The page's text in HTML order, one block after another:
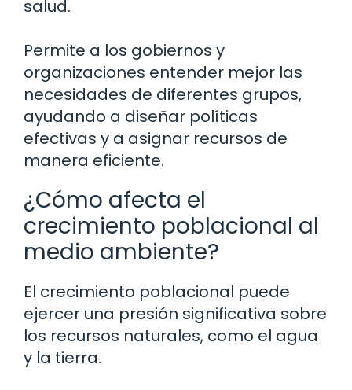
salud.
Permite a los gobiernos y
organizaciones entender mejor las
necesidades de diferentes grupos,
ayudando a diseñar políticas
efectivas y a asignar recursos de
manera eficiente.
¿Cómo afecta el
crecimiento poblacional al
medio ambiente?
El crecimiento poblacional puede
ejercer una presión significativa sobre
los recursos naturales, como el agua
y la tierra.